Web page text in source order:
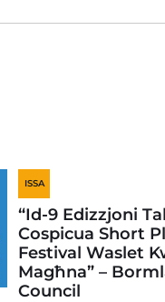
ISSA
“Id-9 Edizzjoni
Cospicua Short
Festival Waslet
Magħna” –
Council